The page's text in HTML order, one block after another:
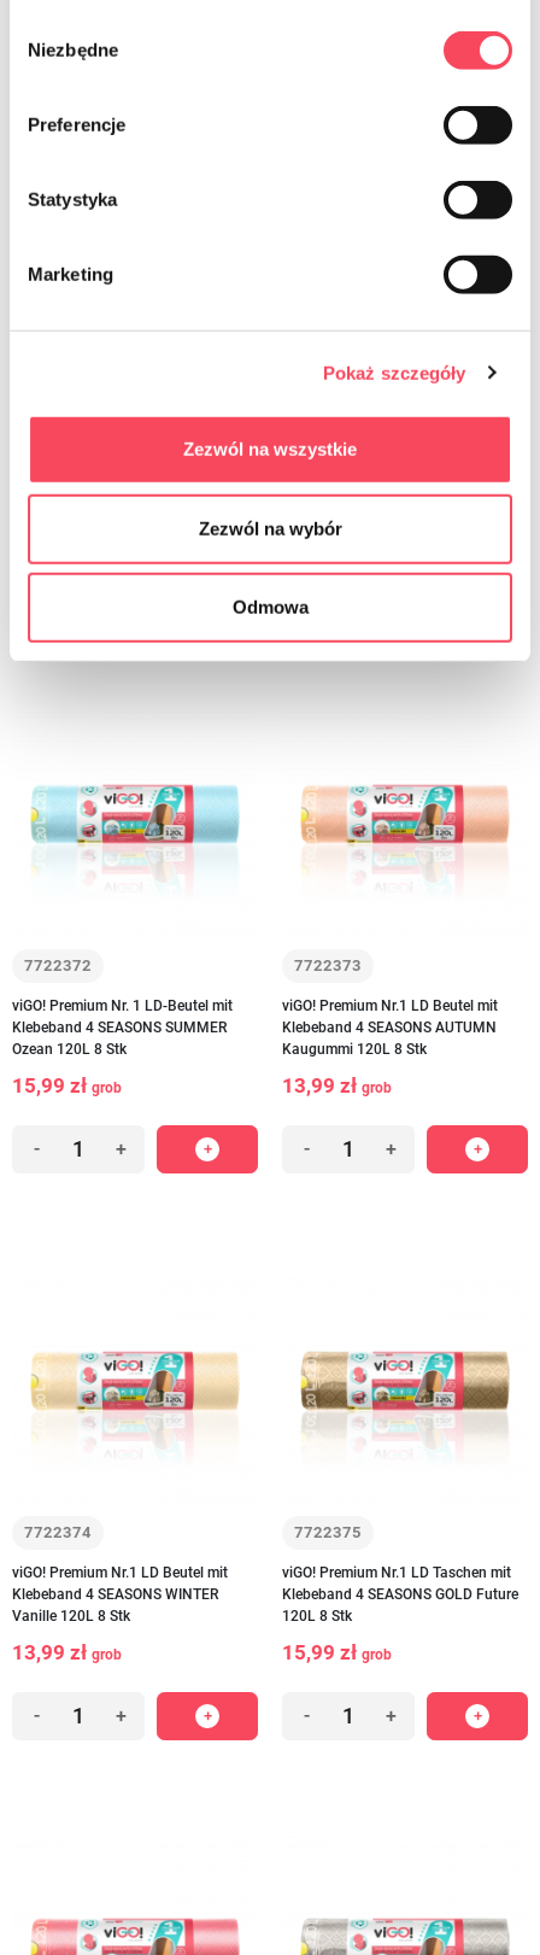
zgody
Niezbędne
Preferencje
Statystyka
Marketing
Pokaż szczegóły
Zezwól na wszystkie
Zezwól na wybór
Odmowa
viGO! Premium Nr.1 LD Beutel mit
Klebeband 4 SEASONS SILVER neues
Zuhause 60L 10 Stk
- +
viGO! Premium Nr. 1 LD-Beutel mit
Klebeband 4 SEASONS SPRING Lime
120L 8 Stk
15,99 zł
- +
7722372
viGO! Premium Nr. 1 LD-Beutel mit
Klebeband 4 SEASONS SUMMER
Ozean 120L 8 Stk
15,99 zł grob
- +
7722373
viGO! Premium Nr.1 LD Beutel mit
Klebeband 4 SEASONS AUTUMN
Kaugummi 120L 8 Stk
13,99 zł grob
- +
7722374
viGO! Premium Nr.1 LD Beutel mit
Klebeband 4 SEASONS WINTER
Vanille 120L 8 Stk
13,99 zł grob
- +
7722375
viGO! Premium Nr.1 LD Taschen mit
Klebeband 4 SEASONS GOLD Future
120L 8 Stk
15,99 zł grob
- +